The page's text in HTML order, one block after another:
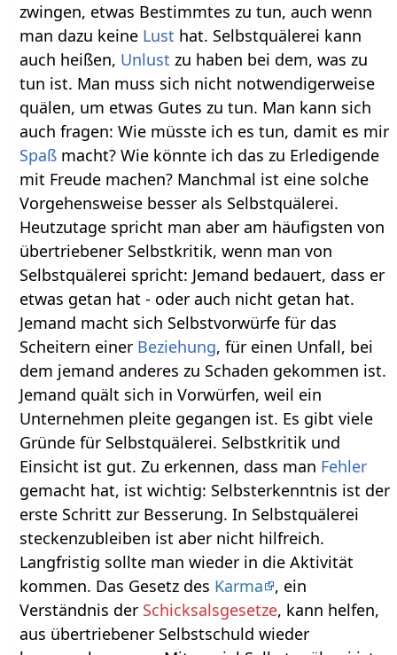
zwingen, etwas Bestimmtes zu tun, auch wenn
man dazu keine Lust hat. Selbstquälerei kann
auch heißen, Unlust zu haben bei dem, was zu
tun ist. Man muss sich nicht notwendigerweise
quälen, um etwas Gutes zu tun. Man kann sich
auch fragen: Wie müsste ich es tun, damit es mir
Spaß macht? Wie könnte ich das zu Erledigende
mit Freude machen? Manchmal ist eine solche
Vorgehensweise besser als Selbstquälerei.
Heutzutage spricht man aber am häufigsten von
übertriebener Selbstkritik, wenn man von
Selbstquälerei spricht: Jemand bedauert, dass er
etwas getan hat - oder auch nicht getan hat.
Jemand macht sich Selbstvorwürfe für das
Scheitern einer Beziehung, für einen Unfall, bei
dem jemand anderes zu Schaden gekommen ist.
Jemand quält sich in Vorwürfen, weil ein
Unternehmen pleite gegangen ist. Es gibt viele
Gründe für Selbstquälerei. Selbstkritik und
Einsicht ist gut. Zu erkennen, dass man Fehler
gemacht hat, ist wichtig: Selbsterkenntnis ist der
erste Schritt zur Besserung. In Selbstquälerei
steckenzubleiben ist aber nicht hilfreich.
Langfristig sollte man wieder in die Aktivität
kommen. Das Gesetz des Karma
, ein
Verständnis der Schicksalsgesetze, kann helfen,
aus übertriebener Selbstschuld wieder